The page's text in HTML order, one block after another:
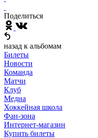
Поделиться
назад к альбомам
Билеты
Новости
Команда
Матчи
Клуб
Медиа
Хоккейная школа
Фан-зона
Интернет-магазин
Купить билеты